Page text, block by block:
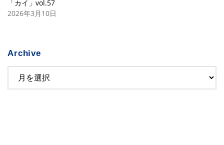
「カイ」vol.57
2026年3月10日
Archive